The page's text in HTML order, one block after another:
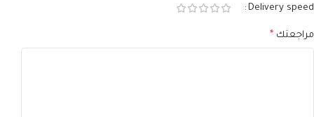
Delivery speed
مراجعتك *